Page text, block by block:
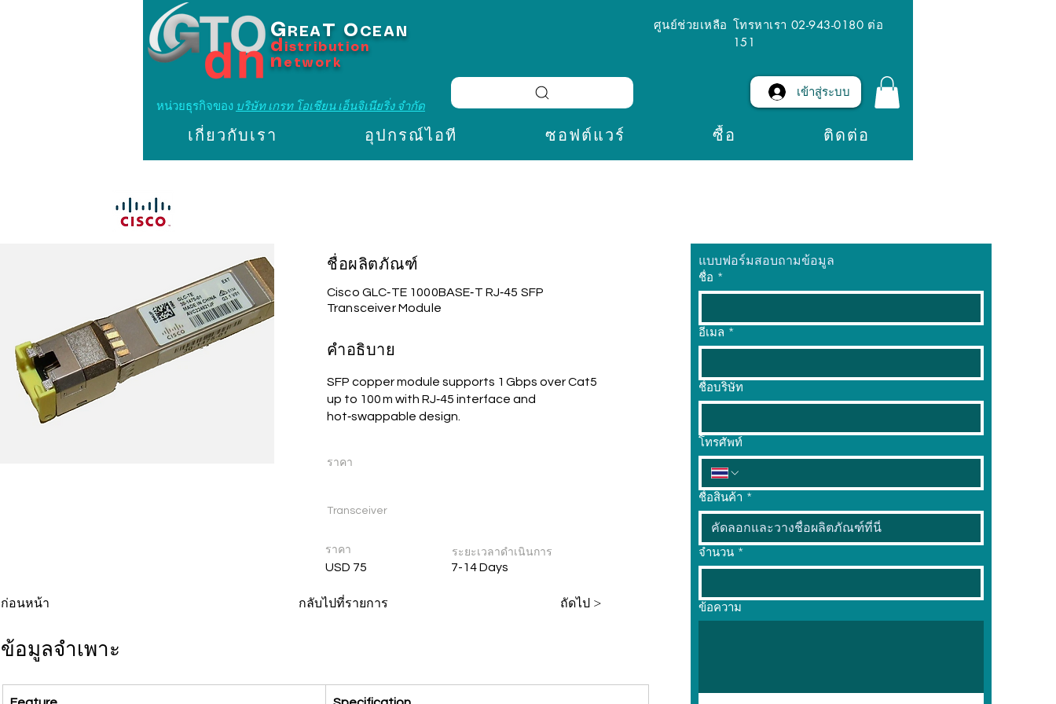
G REA T O CEAN
d istribution
n etwork
หน่วยธุรกิจของ บริษัท เกรท โอเชียน เอ็นจิเนียริ่ง จำกัด
ศูนย์ช่วยเหลือ โทรหาเรา 02-943-0180 ต่อ
151
เข้าสู่ระบบ
เกี่ยวกับเรา อุปกรณ์ไอที ซอฟต์แวร์ ซื้อ ติดต่อ
ชื่อผลิตภัณฑ์
Cisco GLC‑TE 1000BASE‑T RJ‑45 SFP
Transceiver Module
คำอธิบาย
SFP copper module supports 1 Gbps over Cat5
up to 100 m with RJ‑45 interface and
hot‑swappable design.
ราคา
Transceiver
ราคา
USD 75
ระยะเวลาดำเนินการ
7-14 Days
ก่อนหน้า กลับไปที่รายการ ถัดไป >
ข้อมูลจำเพาะ
แบบฟอร์มสอบถามข้อมูล
ชื่อ *
อีเมล *
ชื่อบริษัท
โทรศัพท์
ชื่อสินค้า *
จำนวน *
ข้อความ